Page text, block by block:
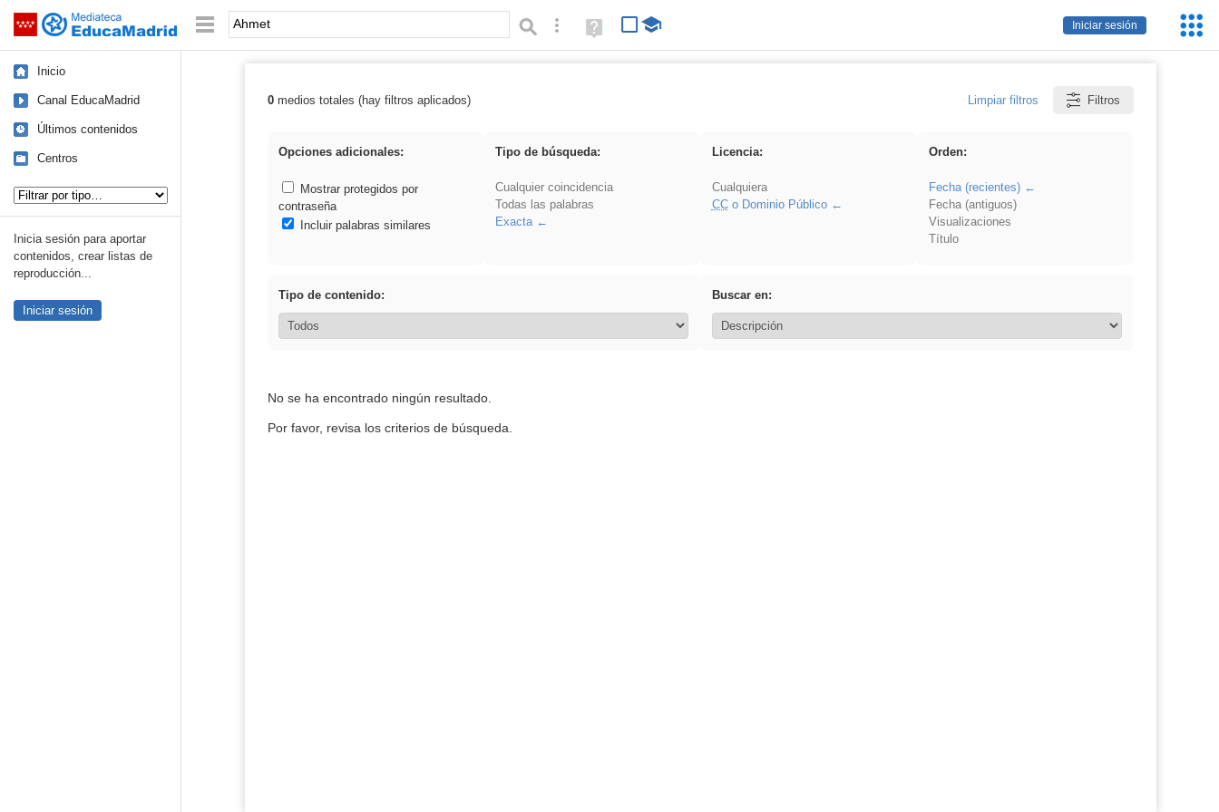
Saltar navegación
Iniciar sesión
Palabra o frase: Búsqueda avanzada
Ayuda
(en
Inicio
Canal EducaMadrid
Últimos contenidos
Centros
Inicia sesión para aportar
contenidos, crear listas de
reproducción...
Iniciar sesión
Resultados de: Ahmet
0medios totales (hay filtros aplicados) Limpiar filtros Filtros
Opciones adicionales:
Mostrar protegidos por
contraseña
Incluir palabras similares
Tipo de búsqueda:
Cualquier coincidencia
Todas las palabras
Exacta
Licencia:
Cualquiera
CCo Dominio Público
Orden:
Fecha (recientes)
Fecha (antiguos)
Visualizaciones
Título
Tipo de contenido: Buscar en:
No se ha encontrado ningún resultado.
Por favor, revisa los criterios de búsqueda.